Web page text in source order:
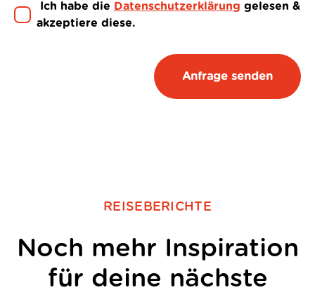
Ich habe die Datenschutzerklärung gelesen &
akzeptiere diese.
REISEBERICHTE
Noch mehr Inspiration
für deine nächste